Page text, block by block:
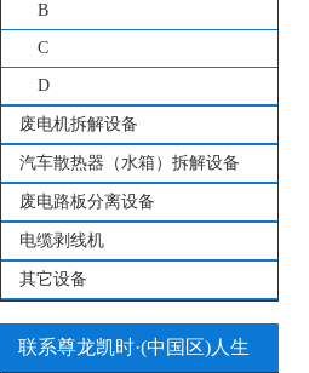
B
C
D
废电机拆解设备
汽车散热器（水箱）拆解设备
废电路板分离设备
电缆剥线机
其它设备
联系尊龙凯时·(中国区)人生